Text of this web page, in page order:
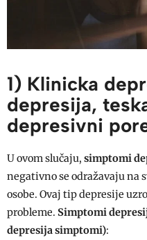
1) Klinicka
depresija,
depresivni
U ovom slučaju, simptomi
negativno se odražavaju na
osobe. Ovaj tip depresije
probleme. Simptomi
depresija simptomi):